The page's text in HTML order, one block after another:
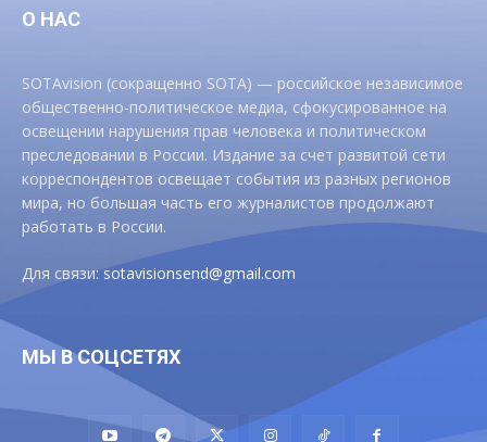
О НАС
SOTAvision (сокращенно SOTA) — российское независимое
общественно-политическое медиа, сфокусированное на
освещении нарушения прав человека и политическом
преследовании в России. Издание за счет развитой сети
корреспондентов освещает события из разных регионов
мира, но большая часть его журналистов продолжают
работать в России.
Для связи:sotavisionsend@gmail.com
МЫ В СОЦСЕТЯХ